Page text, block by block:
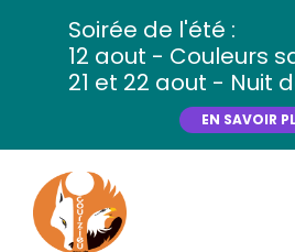
Soirée de l'été :
12 aout - Couleurs
21 et 22 aout - Nuit
EN SAVOIR